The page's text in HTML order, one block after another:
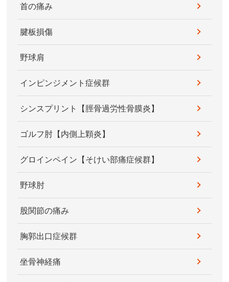
首の痛み
腱板損傷
野球肩
インピンジメント症候群
シンスプリント【脛骨過労性骨膜炎】
ゴルフ肘【内側上顆炎】
グロインペイン【そけい部痛症候群】
野球肘
股関節の痛み
胸郭出口症候群
坐骨神経痛